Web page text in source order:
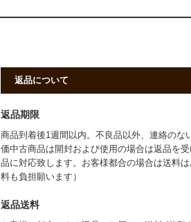
返品について
返品期限
商品到着後1週間以内。不良品以外、連絡の
価中古商品は開封および使用の場合は返品を
品に対応致します。お客様都合の場合は送料
料も負担願います）
返品送料